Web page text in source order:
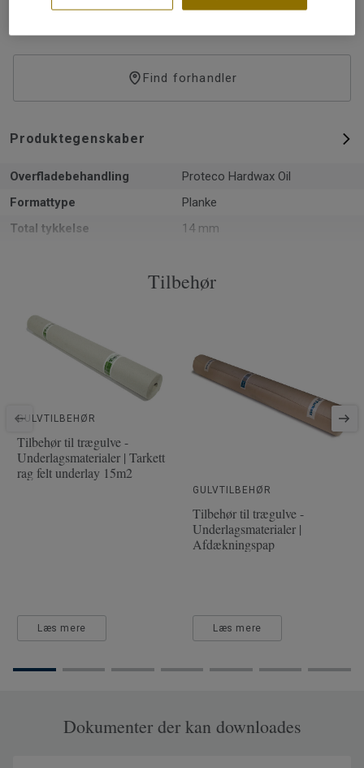
Varenummer:
Find forhandler
Produktegenskaber
Overfladebehandling
Proteco Hardwax Oil
Formattype
Planke
Total tykkelse
14 mm
Ja
Artikler per pakke
Installationsmetode
Klik
SAP varenummer
41007004
Fasede kanter
2-sidet mini-fas
Træsort
Længde
3.5 mm
19 cm
Tilbehør
GULVTILBEHØR
Tilbehør til trægulve -
Underlagsmaterialer | Tarkett
rag felt underlay 15m2
Læs mere
GULVTILBEHØR
Tilbehør til trægulve -
Underlagsmaterialer |
Afdækningspap
Læs mere
Dokumenter der kan downloades